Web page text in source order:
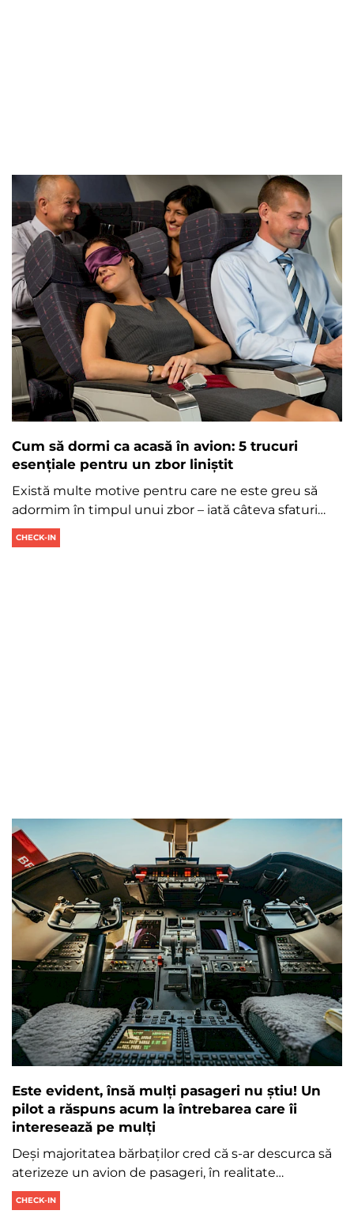
Cum să dormi ca acasă în avion: 5 trucuri
esențiale pentru un zbor liniștit
Există multe motive pentru care ne este greu să
adormim în timpul unui zbor – iată câteva sfaturi…
CHECK-IN
Este evident, însă mulți pasageri nu știu! Un
pilot a răspuns acum la întrebarea care îi
interesează pe mulți
Deși majoritatea bărbaților cred că s-ar descurca să
aterizeze un avion de pasageri, în realitate…
CHECK-IN